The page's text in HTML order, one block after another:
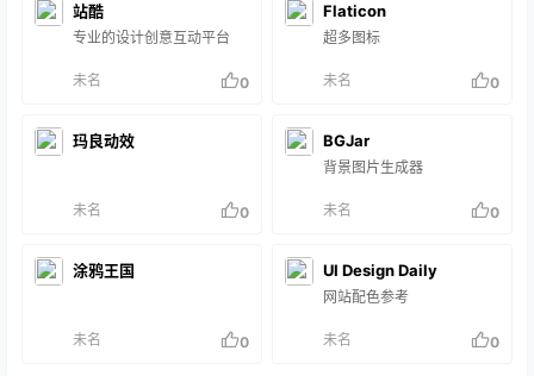
站酷
专业的设计创意互动平台
未名 0
Flaticon
超多图标
未名 0
玛良动效
未名 0
BGJar
背景图片生成器
未名 0
涂鸦王国
未名 0
UI Design Daily
网站配色参考
未名 0